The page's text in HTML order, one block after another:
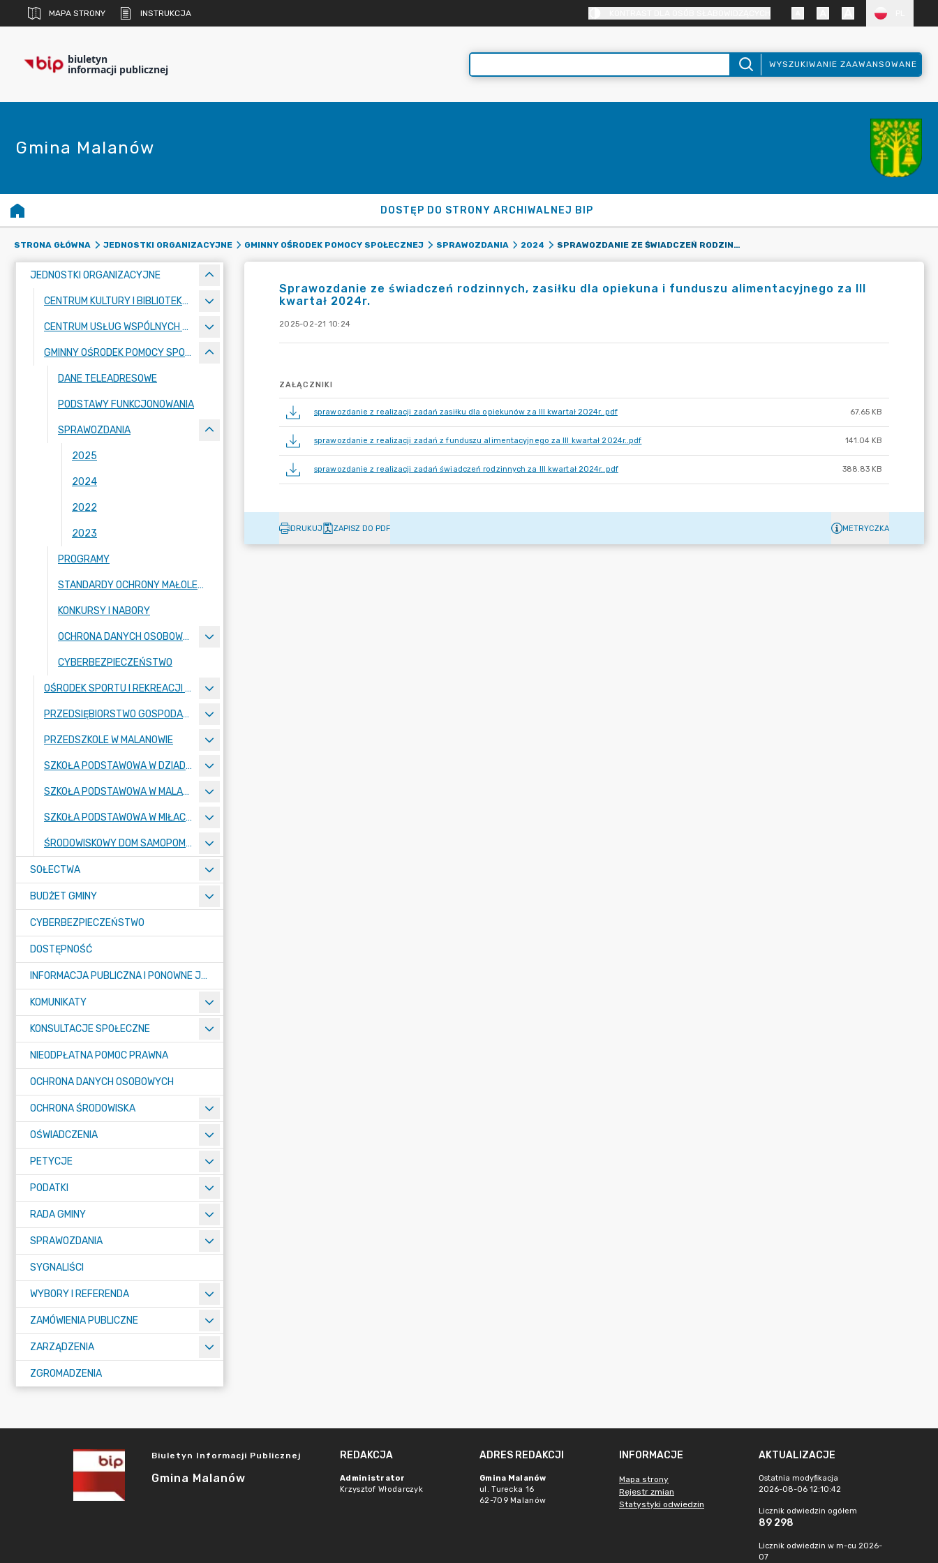
MAPA STRONY INSTRUKCJA
biuletyn
informacji publicznej WYSZUKIWANIE ZAAWANSOWANE
Gmina Malanów
DOSTĘP DO STRONY ARCHIWALNEJ BIP
STRONA GŁÓWNA JEDNOSTKI ORGANIZACYJNE GMINNY OŚRODEK POMOCY SPOŁECZNEJ SPRAWOZDANIA 2024 SPRAWOZDANIE ZE ŚWIADCZEŃ RODZINNYCH, ZASIŁKU DLA OPIEKUNA I FUNDUSZU ALIMENTACYJNEGO ZA III KWARTAŁ 2024R.
JEDNOSTKI ORGANIZACYJNE
CENTRUM KULTURY I BIBLIOTEKA PUBLICZNA
CENTRUM USŁUG WSPÓLNYCH W MALANOWIE
GMINNY OŚRODEK POMOCY SPOŁECZNEJ
DANE TELEADRESOWE
PODSTAWY FUNKCJONOWANIA
SPRAWOZDANIA
2025
2024
2022
2023
PROGRAMY
STANDARDY OCHRONY MAŁOLETNICH
KONKURSY I NABORY
OCHRONA DANYCH OSOBOWYCH
CYBERBEZPIECZEŃSTWO
OŚRODEK SPORTU I REKREACJI W MALANOWIE
PRZEDSIĘBIORSTWO GOSPODARKI KOMUNALNEJ
PRZEDSZKOLE W MALANOWIE
SZKOŁA PODSTAWOWA W DZIADOWICACH
SZKOŁA PODSTAWOWA W MALANOWIE
SZKOŁA PODSTAWOWA W MIŁACZEWIE
ŚRODOWISKOWY DOM SAMOPOMOCY
SOŁECTWA
BUDŻET GMINY
CYBERBEZPIECZEŃSTWO
DOSTĘPNOŚĆ
INFORMACJA PUBLICZNA I PONOWNE JEJ WYKORZYSTYWANIE
KOMUNIKATY
KONSULTACJE SPOŁECZNE
NIEODPŁATNA POMOC PRAWNA
OCHRONA DANYCH OSOBOWYCH
OCHRONA ŚRODOWISKA
OŚWIADCZENIA
PETYCJE
PODATKI
RADA GMINY
SPRAWOZDANIA
SYGNALIŚCI
WYBORY I REFERENDA
ZAMÓWIENIA PUBLICZNE
ZARZĄDZENIA
ZGROMADZENIA
Sprawozdanie ze świadczeń rodzinnych, zasiłku dla opiekuna i funduszu alimentacyjnego za III
kwartał 2024r.
2025-02-21 10:24
ZAŁĄCZNIKI
sprawozdanie z realizacji zadań zasiłku dla opiekunów za III kwartał 2024r..pdf 67.65 KB
sprawozdanie z realizacji zadań z funduszu alimentacyjnego za III kwartał 2024r..pdf 141.04 KB
sprawozdanie z realizacji zadań świadczeń rodzinnych za III kwartał 2024r..pdf 388.83 KB
DRUKUJ ZAPISZ DO PDF METRYCZKA
Biuletyn Informacji Publicznej
Gmina Malanów
REDAKCJA
Administrator
Krzysztof Włodarczyk
ADRES REDAKCJI
Gmina Malanów
ul. Turecka 16
62-709 Malanów
INFORMACJE
Mapa strony
Rejestr zmian
Statystyki odwiedzin
AKTUALIZACJE
Ostatnia modyfikacja
2026-08-06 12:10:42
Licznik odwiedzin ogółem
89 298
Licznik odwiedzin w m-cu 2026-
07